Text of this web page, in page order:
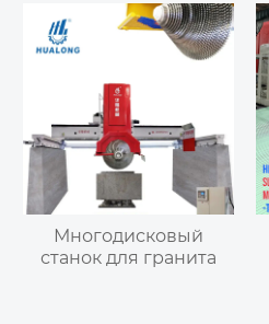
Многодисковый
станок для гранита